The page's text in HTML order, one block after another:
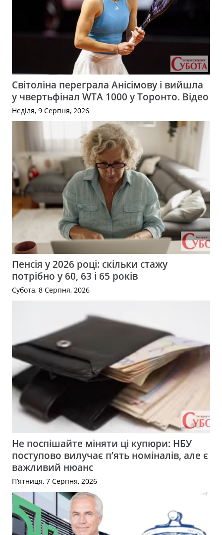
Світоліна переграла Анісімову і вийшла
у чвертьфінал WTA 1000 у Торонто. Відео
Неділя, 9 Серпня, 2026
Пенсія у 2026 році: скільки стажу
потрібно у 60, 63 і 65 років
Субота, 8 Серпня, 2026
Не поспішайте міняти ці купюри: НБУ
поступово вилучає п’ять номіналів, але є
важливий нюанс
П’ятниця, 7 Серпня, 2026